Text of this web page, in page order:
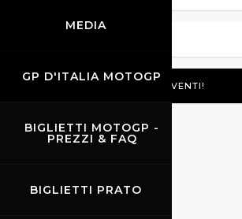
MEDIA
GP D'ITALIA MOTOGP
BIGLIETTI MOTOGP -
PREZZI & FAQ
BIGLIETTI PRATO